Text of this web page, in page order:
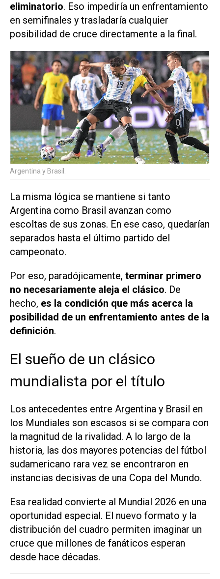
eliminatorio. Eso impediría un enfrentamiento
en semifinales y trasladaría cualquier
posibilidad de cruce directamente a la final.
Argentina y Brasil.
La misma lógica se mantiene si tanto
Argentina como Brasil avanzan como
escoltas de sus zonas. En ese caso, quedarían
separados hasta el último partido del
campeonato.
Por eso, paradójicamente, terminar primero
no necesariamente aleja el clásico. De
hecho, es la condición que más acerca la
posibilidad de un enfrentamiento antes de la
definición.
El sueño de un clásico
mundialista por el título
Los antecedentes entre Argentina y Brasil en
los Mundiales son escasos si se compara con
la magnitud de la rivalidad. A lo largo de la
historia, las dos mayores potencias del fútbol
sudamericano rara vez se encontraron en
instancias decisivas de una Copa del Mundo.
Esa realidad convierte al Mundial 2026 en una
oportunidad especial. El nuevo formato y la
distribución del cuadro permiten imaginar un
cruce que millones de fanáticos esperan
desde hace décadas.